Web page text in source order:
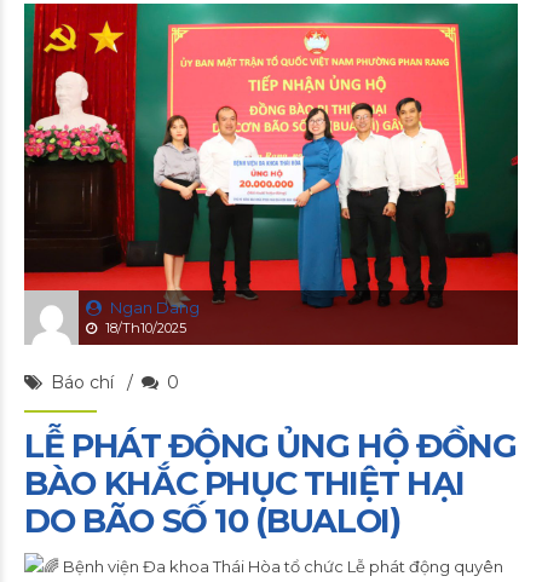
Ngan Dang
18/Th10/2025
Báo chí 0
LỄ PHÁT ĐỘNG ỦNG HỘ ĐỒNG
BÀO KHẮC PHỤC THIỆT HẠI
DO BÃO SỐ 10 (BUALOI)
Bệnh viện Đa khoa Thái Hòa tổ chức Lễ phát động quyên